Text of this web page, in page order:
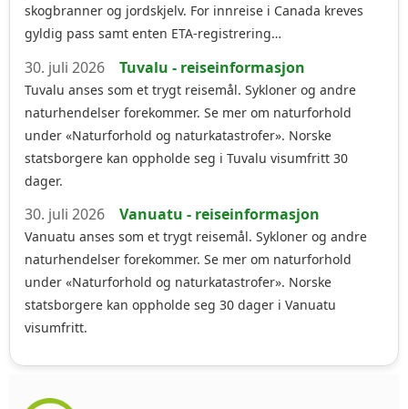
skogbranner og jordskjelv. For innreise i Canada kreves
gyldig pass samt enten ETA-registrering…
30. juli 2026 Tuvalu - reiseinformasjon
Tuvalu anses som et trygt reisemål. Sykloner og andre
naturhendelser forekommer. Se mer om naturforhold
under «Naturforhold og naturkatastrofer». Norske
statsborgere kan oppholde seg i Tuvalu visumfritt 30
dager.
30. juli 2026 Vanuatu - reiseinformasjon
Vanuatu anses som et trygt reisemål. Sykloner og andre
naturhendelser forekommer. Se mer om naturforhold
under «Naturforhold og naturkatastrofer». Norske
statsborgere kan oppholde seg 30 dager i Vanuatu
visumfritt.